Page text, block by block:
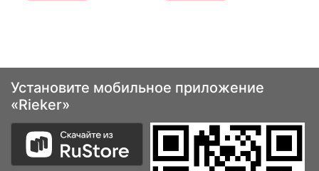
Установите мобильное приложение
«Rieker»